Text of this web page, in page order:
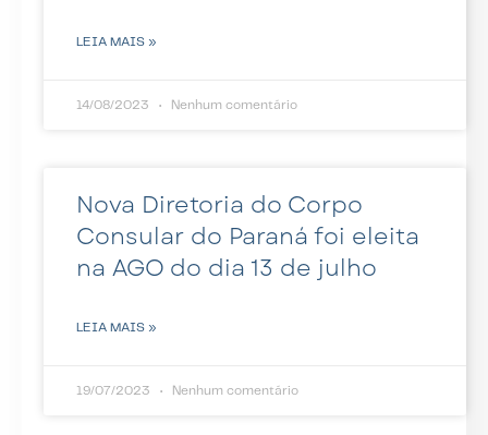
LEIA MAIS »
14/08/2023 Nenhum comentário
Nova Diretoria do Corpo
Consular do Paraná foi eleita
na AGO do dia 13 de julho
LEIA MAIS »
19/07/2023 Nenhum comentário